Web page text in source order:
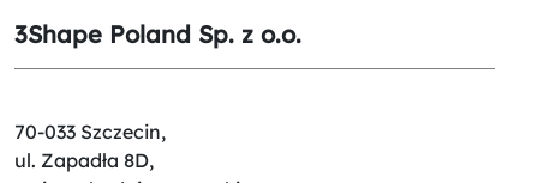
3Shape Poland Sp. z o.o.
70-033 Szczecin,
ul. Zapadła 8D,